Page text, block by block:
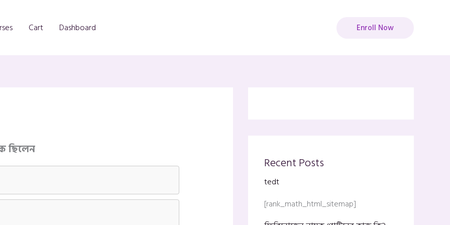
Cart Dashboard Enroll Now
ছিলেন
Recent Posts
tedt
[rank_math_html_sitemap]